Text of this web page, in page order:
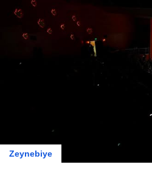
Zeynebiye